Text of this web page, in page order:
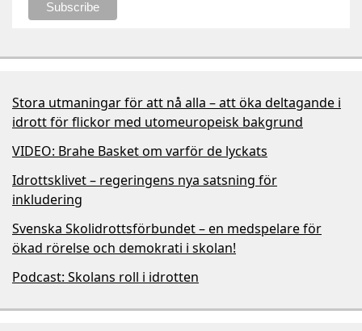
Stora utmaningar för att nå alla – att öka deltagande i
idrott för flickor med utomeuropeisk bakgrund
VIDEO: Brahe Basket om varför de lyckats
Idrottsklivet – regeringens nya satsning för
inkludering
Svenska Skolidrottsförbundet – en medspelare för
ökad rörelse och demokrati i skolan!
Podcast: Skolans roll i idrotten